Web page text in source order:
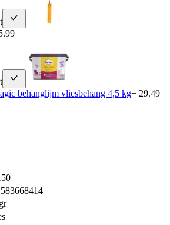
behanglijm vliesbehang 4,5 kg+ 29.49